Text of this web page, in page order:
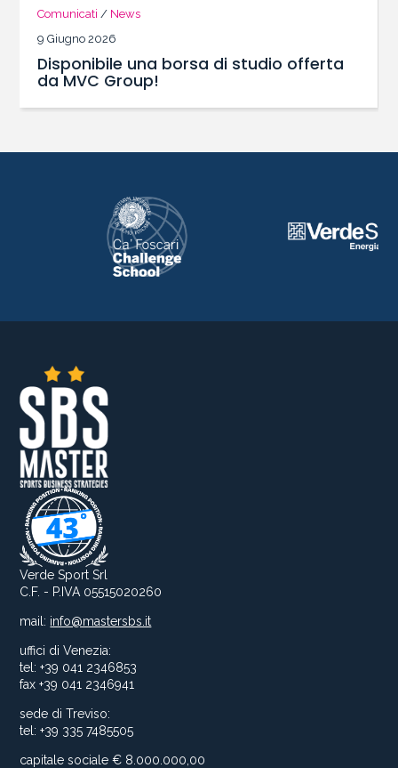
Comunicati / News
9 Giugno 2026
Disponibile una borsa di studio offerta
da MVC Group!
Verde Sport Srl
C.F. - P.IVA 05515020260
mail: info@mastersbs.it
uffici di Venezia:
tel: +39 041 2346853
fax +39 041 2346941
sede di Treviso:
tel: +39 335 7485505
capitale sociale € 8.000.000,00